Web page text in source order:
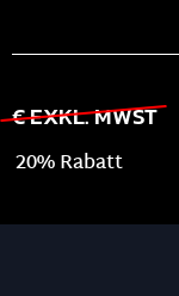
€ EXKL. MWST
20% Rabatt